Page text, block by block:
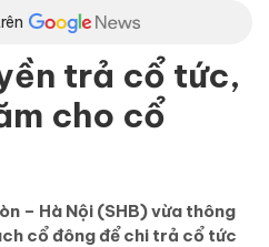
trả cổ tức,
cho cổ
– Hà Nội (SHB) vừa thông
cổ đông để chi trả cổ tức